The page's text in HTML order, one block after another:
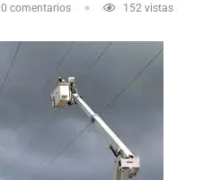
0 comentarios 152 vistas